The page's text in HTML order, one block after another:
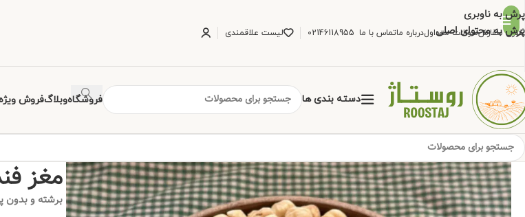
پرش به ناوبری
پرش به محتوای اصلی
سفارشسوالات متداولدرباره ماتماس با ما 02146118955 لیست علاقمندی
دسته بندی ها فروشگاهوبلاگفروش
مغز
برشته و